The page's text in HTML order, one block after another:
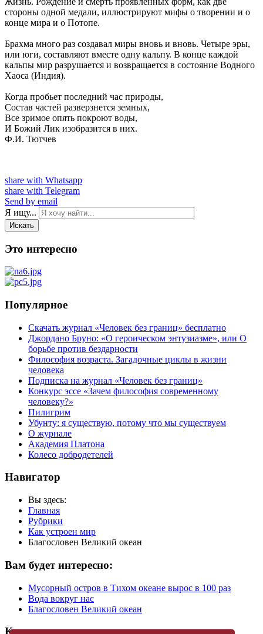
стороны одной медали, иллюстрируют мифы о творении и о
конце мира и о Потопе.
Брахма много раз создавал миры вновь и вновь. Четыре эры,
или юги, составляют вместе одну кальпу. В конце каждой
кальпы мир разрушается и возвращается в состояние Водного
Хаоса (Индия).
Когда пробьет последний час природы,
Состав частей разверзнется земных,
Все зримое опять покроют воды,
И Божий Лик изобразится в них.
Ф.И. Тютчев
share with Whatsapp
share with Telegram
Send by email
Я ищу...
Искать
Это интересно
Популярное
Скачать журнал «Человек без границ» бесплатно
Джордано Бруно: «О героическом энтузиазме», или О
борьбе против бездарности
Философия возраста. Загадочные циклы в жизни
человека
Подписка на журнал «Человек без границ»
Конкурс эссе «Зачем философия современному
человеку?»
Пилигрим
Убунту: я существую, потому что мы существуем
О журнале
Академия Платона
Колесо добродетелей
Навигатор
Вы здесь:
Главная
Рубрики
Как устроен мир
Благословен Великий океан
Вам будет интересно:
Мусорный остров в Тихом океане вырос в 100 раз
Вода вокруг нас
Благословен Великий океан
Купить журнал